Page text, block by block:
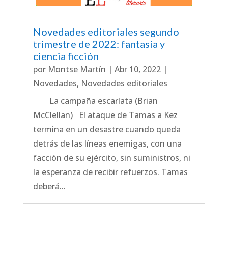
Novedades editoriales segundo
trimestre de 2022: fantasía y
ciencia ficción
por Montse Martín | Abr 10, 2022|
Novedades, Novedades editoriales
La campaña escarlata (Brian
McClellan) El ataque de Tamas a Kez
termina en un desastre cuando queda
detrás de las líneas enemigas, con una
facción de su ejército, sin suministros, ni
la esperanza de recibir refuerzos. Tamas
deberá...